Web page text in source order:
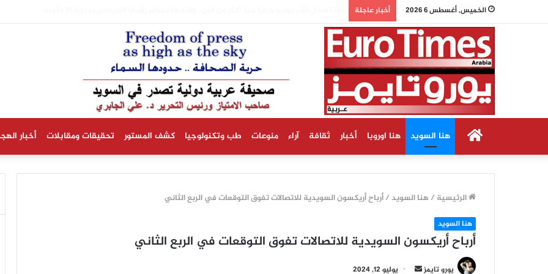
الخميس, أغسطس 6 2026 أخبار عاجلة
الرئيسيةهنا السويد هنا اوروبا أخبار ثقافة آراء منوعات طب وتكنولوجيا كشف المستور تحقيقات ومقابلات أخبار
الرئيسية / هنا السويد/أرباح أريكسون السويدية للاتصالات تفوق التوقعات في الربع الثاني
هنا السويد
أرباح أريكسون السويدية للاتصالات تفوق التوقعات في الربع الثاني
يورو تايمز
أرسل يوليو 12, 2024